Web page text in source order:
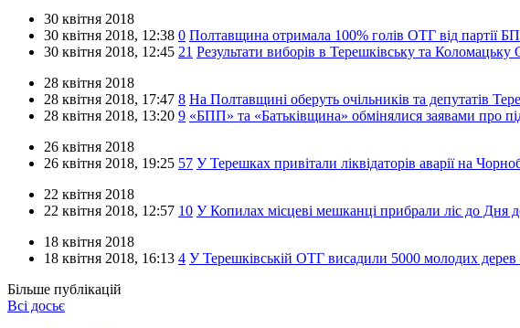
30 квітня 2018
30 квітня 2018, 12:38 0 Полтавщина отримала 100% голів ОТГ від партії
30 квітня 2018, 12:45 21 Результати виборів в Терешківську та
28 квітня 2018
28 квітня 2018, 17:47 8 На Полтавщині оберуть очільників та депутатів
28 квітня 2018, 13:20 9 «БПП» та «Батьківщина» обмінялися заявами про
26 квітня 2018
26 квітня 2018, 19:25 57 У Терешках привітали ліквідаторів аварії на
22 квітня 2018
22 квітня 2018, 12:57 10 У Копилах місцеві мешканці прибрали ліс до Дня
18 квітня 2018
18 квітня 2018, 16:13 4 У Терешківській ОТГ висадили 5000 молодих дерев
Більше публікацій
Всі досьє